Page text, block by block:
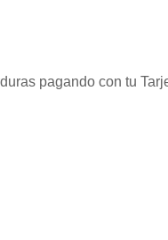
pagando con tu